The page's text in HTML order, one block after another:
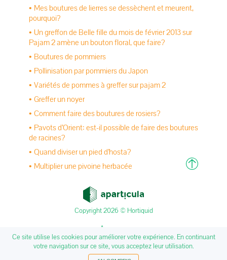
Mes boutures de lierres se dessèchent et meurent,
pourquoi?
Un greffon de Belle fille du mois de février 2013 sur
Pajam 2 amène un bouton floral, que faire?
Boutures de pommiers
Pollinisation par pommiers du Japon
Variétés de pommes à greffer sur pajam 2
Greffer un noyer
Comment faire des boutures de rosiers?
Pavots d’Orient: est-il possible de faire des boutures
de racines?
Quand diviser un pied d’hosta?
Multiplier une pivoine herbacée
Copyright 2026 © Hortiquid
A propos
Mentions légales
Nous Contacter
Ce site utilise les cookies pour améliorer votre expérience. En continuant
votre navigation sur ce site, vous acceptez leur utilisation.